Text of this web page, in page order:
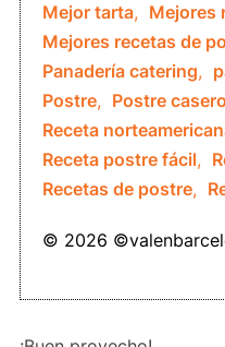
Mejor tarta, Mejores
Mejores recetas de
Panadería catering,
Postre, Postre casero
Receta
Receta postre fácil,
Recetas de postre,
© 2026